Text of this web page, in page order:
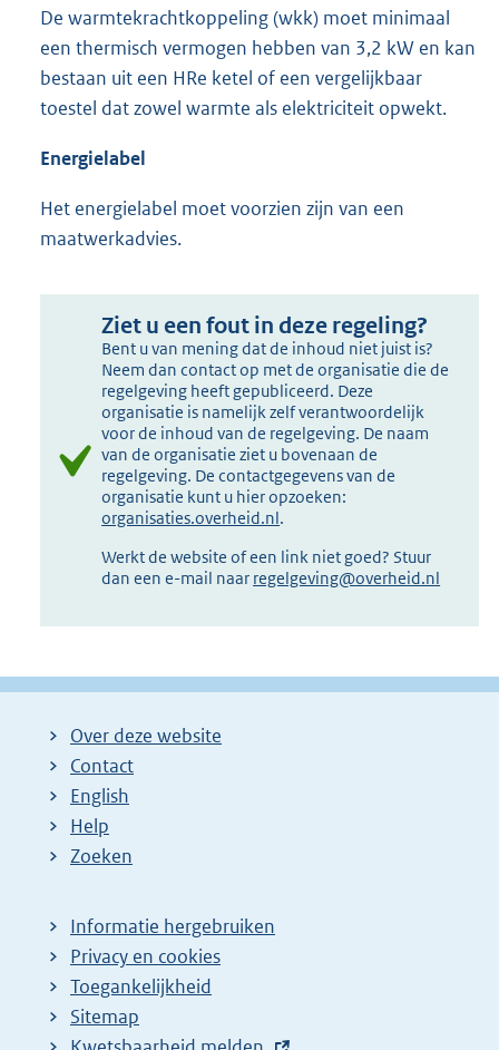
De warmtekrachtkoppeling (wkk) moet minimaal
een thermisch vermogen hebben van 3,2 kW en kan
bestaan uit een HRe ketel of een vergelijkbaar
toestel dat zowel warmte als elektriciteit opwekt.
Energielabel
Het energielabel moet voorzien zijn van een
maatwerkadvies.
Ziet u een fout in deze regeling?
Bent u van mening dat de inhoud niet juist is?
Neem dan contact op met de organisatie die de
regelgeving heeft gepubliceerd. Deze
organisatie is namelijk zelf verantwoordelijk
voor de inhoud van de regelgeving. De naam
van de organisatie ziet u bovenaan de
regelgeving. De contactgegevens van de
organisatie kunt u hier opzoeken:
organisaties.overheid.nl.
Werkt de website of een link niet goed? Stuur
dan een e-mail naar regelgeving@overheid.nl
Over deze website
Contact
English
Help
Zoeken
Informatie hergebruiken
Privacy en cookies
Toegankelijkheid
Sitemap